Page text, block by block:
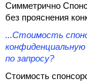
Симметрично
без прояснения
...Стоимость
по запросу?
Стоимость